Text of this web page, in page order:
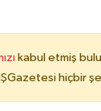
kabul etmiş
hiçbir